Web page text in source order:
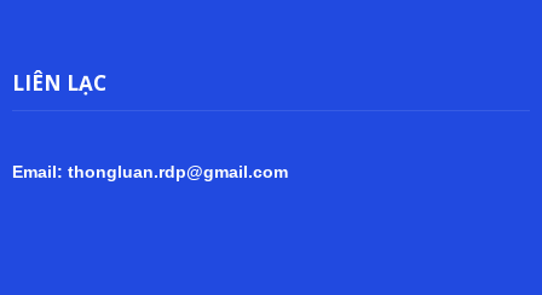
LIÊN LẠC
Email: thongluan.rdp@gmail.com